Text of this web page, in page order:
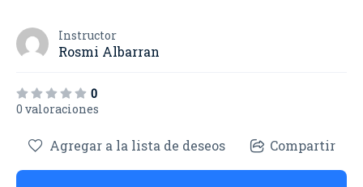
Instructor
Rosmi Albarran
0
0 valoraciones
Agregar a la lista de deseos Compartir